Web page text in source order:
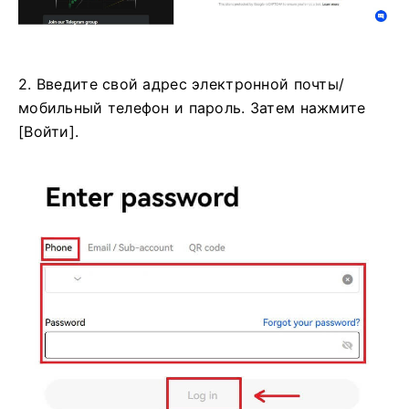
2. Введите свой адрес электронной почты/
мобильный телефон и пароль. Затем нажмите
[Войти].